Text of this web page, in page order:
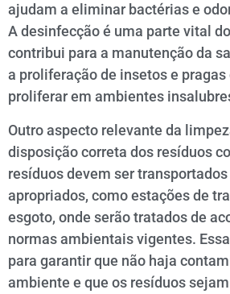
ajudam a eliminar bactérias e
A desinfecção é uma parte vital
contribui para a manutenção da
a proliferação de insetos e pragas
proliferar em ambientes
Outro aspecto relevante da
disposição correta dos resíduos
resíduos devem ser
apropriados, como estações de
esgoto, onde serão tratados de
normas ambientais vigentes.
para garantir que não haja
ambiente e que os resíduos